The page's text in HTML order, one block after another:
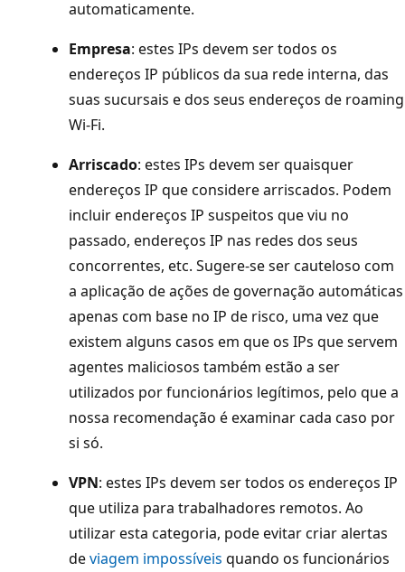
automaticamente.
Empresa: estes IPs devem ser todos os
endereços IP públicos da sua rede interna, das
suas sucursais e dos seus endereços de roaming
Wi-Fi.
Arriscado: estes IPs devem ser quaisquer
endereços IP que considere arriscados. Podem
incluir endereços IP suspeitos que viu no
passado, endereços IP nas redes dos seus
concorrentes, etc. Sugere-se ser cauteloso com
a aplicação de ações de governação automáticas
apenas com base no IP de risco, uma vez que
existem alguns casos em que os IPs que servem
agentes maliciosos também estão a ser
utilizados por funcionários legítimos, pelo que a
nossa recomendação é examinar cada caso por
si só.
VPN: estes IPs devem ser todos os endereços IP
que utiliza para trabalhadores remotos. Ao
utilizar esta categoria, pode evitar criar alertas
deviagem impossíveis quando os funcionários